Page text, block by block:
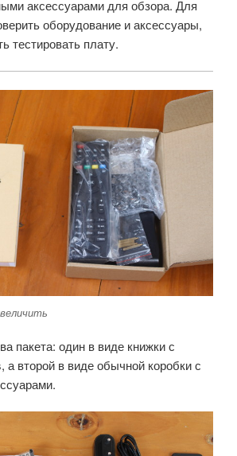
аксессуарами для обзора. Для
оборудование и аксессуары,
тестировать плату.
пакета: один в виде книжки с
а второй в виде обычной коробки с